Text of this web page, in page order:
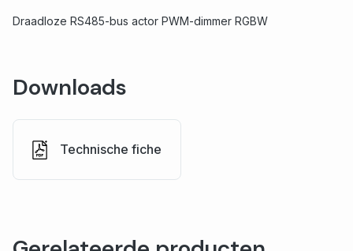
Draadloze RS485-bus actor PWM-dimmer RGBW
Downloads
Technische fiche